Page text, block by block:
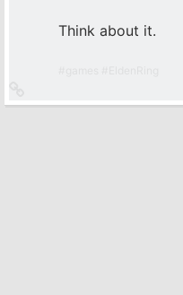
Think about it.
на